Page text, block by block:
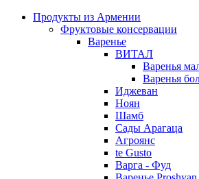
Продукты из Армении
Фруктовые консервации
Варенье
ВИТАЛ
Варенья
Варенья
Иджеван
Ноян
Шамб
Сады Арагаца
Агроянс
te Gusto
Варга - Фуд